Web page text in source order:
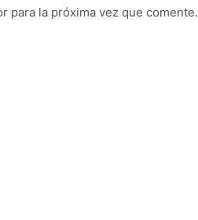
para la próxima vez que comente.